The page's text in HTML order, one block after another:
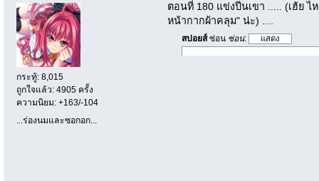
กระทู้: 8,015
ถูกใจแล้ว: 4905 ครั้ง
ความนิยม: +163/-104
...ร่องนมและซอกอก...
ตอนที่ 180 แข่งปีนเขา ..... (เฮ้ย
หน้ากากผ้าคลุม" น่ะ) ....
สปอยส์ซ่อน ซ่อน: